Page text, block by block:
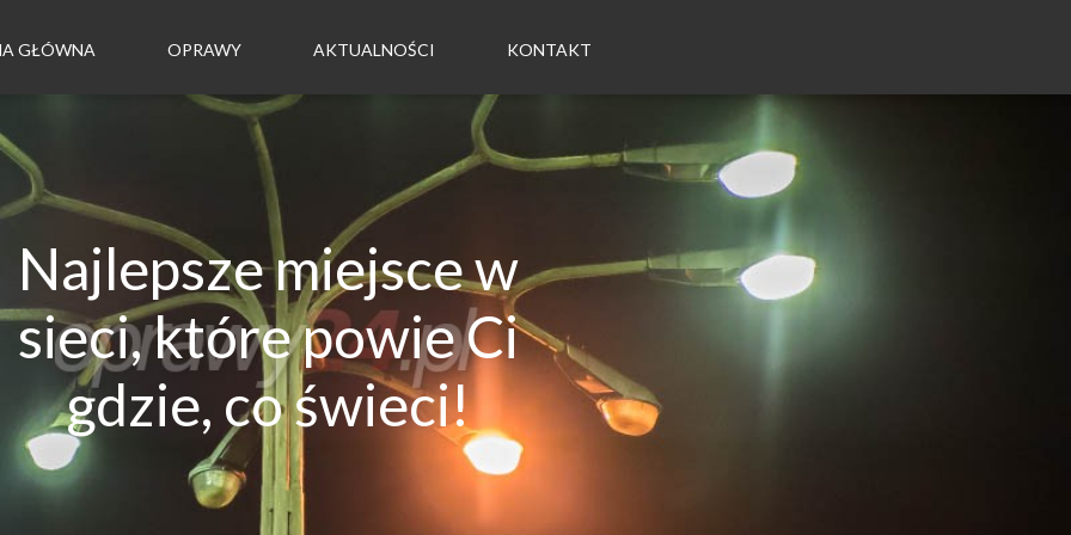
GŁÓWNA OPRAWY AKTUALNOŚCI KONTAKT
Najlepsze miejsce w
sieci, które powie Ci
gdzie, co świeci!